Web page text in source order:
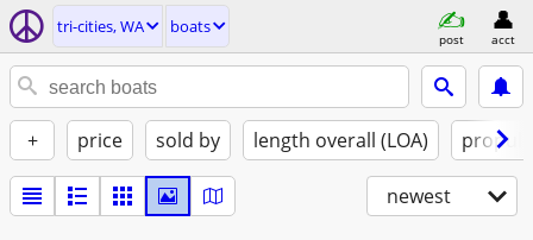
tri-cities, WA boats
post acct
+ price sold by length overall (LOA)
newest